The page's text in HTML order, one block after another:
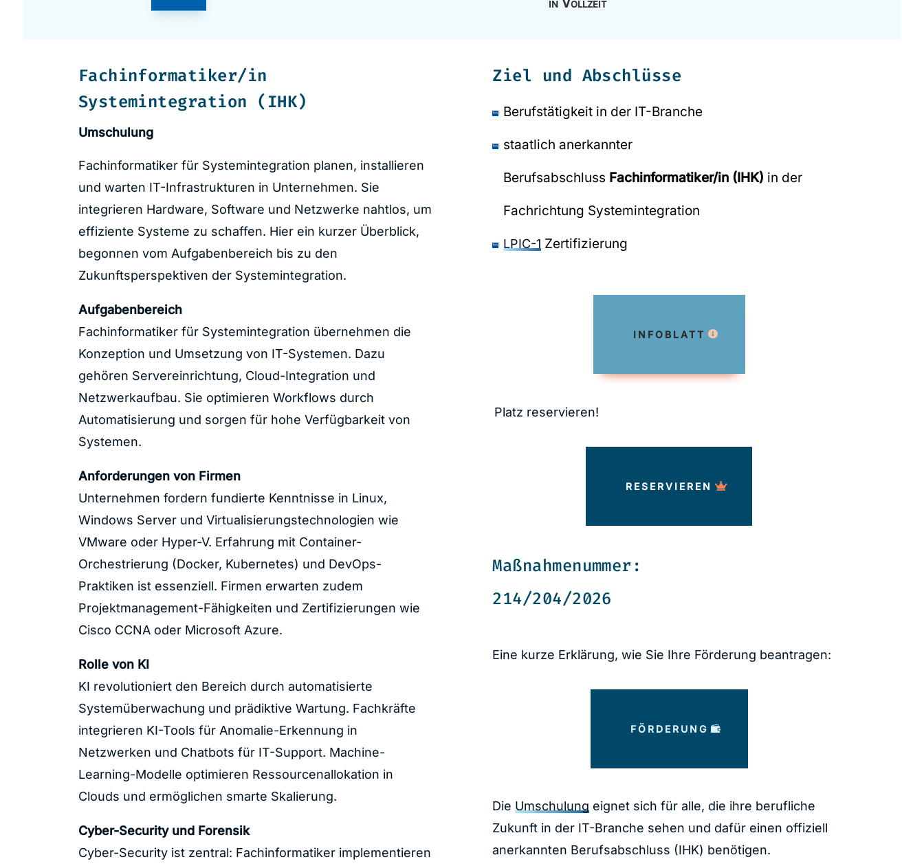
in Vollzeit
Fachinformatiker/in
Systemintegration (IHK)
Umschulung
Fachinformatiker für Systemintegration planen, installieren
und warten IT-Infrastrukturen in Unternehmen. Sie
integrieren Hardware, Software und Netzwerke nahtlos, um
effiziente Systeme zu schaffen. Hier ein kurzer Überblick,
begonnen vom Aufgabenbereich bis zu den
Zukunftsperspektiven der Systemintegration.
Aufgabenbereich
Fachinformatiker für Systemintegration übernehmen die
Konzeption und Umsetzung von IT-Systemen. Dazu
gehören Servereinrichtung, Cloud-Integration und
Netzwerkaufbau. Sie optimieren Workflows durch
Automatisierung und sorgen für hohe Verfügbarkeit von
Systemen.
Anforderungen von Firmen
Unternehmen fordern fundierte Kenntnisse in Linux,
Windows Server und Virtualisierungstechnologien wie
VMware oder Hyper-V. Erfahrung mit Container-
Orchestrierung (Docker, Kubernetes) und DevOps-
Praktiken ist essenziell. Firmen erwarten zudem
Projektmanagement-Fähigkeiten und Zertifizierungen wie
Cisco CCNAoder Microsoft Azure.
Rolle von KI
KI revolutioniert den Bereich durch automatisierte
Systemüberwachung und prädiktive Wartung. Fachkräfte
integrieren KI-Tools für Anomalie-Erkennung in
Netzwerken und Chatbots für IT-Support. Machine-
Learning-Modelle optimieren Ressourcenallokation in
Clouds und ermöglichen smarte Skalierung.
Cyber-Security und Forensik
Cyber-Security ist zentral: Fachinformatiker implementieren
Ziel und Abschlüsse
Berufstätigkeit in der IT-Branche
staatlich anerkannter
Berufsabschluss Fachinformatiker/in (IHK) in der
Fachrichtung Systemintegration
LPIC-1 Zertifizierung
INFOBLATT
Platz reservieren!
RESERVIEREN
Maßnahmenummer:
214/204/2026
Eine kurze Erklärung, wie Sie Ihre Förderung beantragen:
FÖRDERUNG
Die Umschulung eignet sich für alle, die ihre berufliche
Zukunft in der IT-Branche sehen und dafür einen offiziell
anerkannten Berufsabschluss (IHK) benötigen.